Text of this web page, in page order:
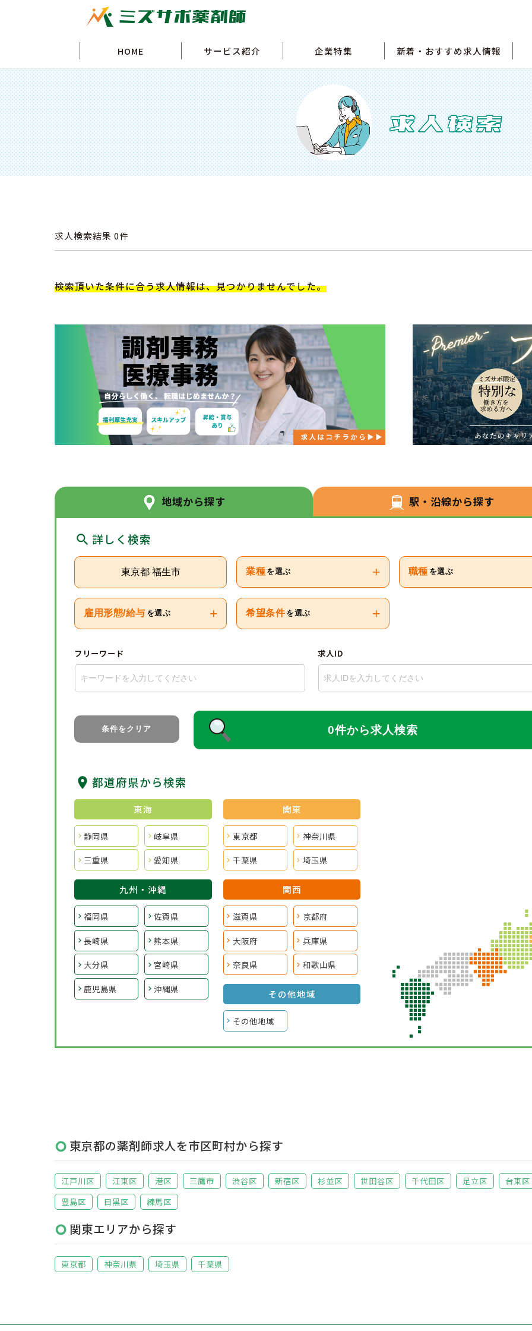
HOME サービス紹介 企業特集 新着・おすすめ求人情報
求人検索結果 0件
検索頂いた条件に合う求人情報は、見つかりませんでした。
地域から探す 駅・沿線から探す
詳しく検索
東京都 福生市 業種 を選ぶ + 職種 を選ぶ
雇用形態/給与 を選ぶ + 希望条件 を選ぶ +
フリーワード 求人ID
条件をクリア 0件から求人検索
都道府県から検索
東海
静岡県 岐阜県
三重県 愛知県
関東
東京都 神奈川県
千葉県 埼玉県
九州・沖縄
福岡県 佐賀県
長崎県 熊本県
大分県 宮崎県
鹿児島県 沖縄県
関西
滋賀県 京都府
大阪府 兵庫県
奈良県 和歌山県
その他地域
その他地域
東京都の薬剤師求人を市区町村から探す
江戸川区 江東区 港区 三鷹市 渋谷区 新宿区 杉並区 世田谷区 千代田区 足立区
台東区
豊島区
目黒区 練馬区
関東エリアから探す
東京都 神奈川県 埼玉県 千葉県